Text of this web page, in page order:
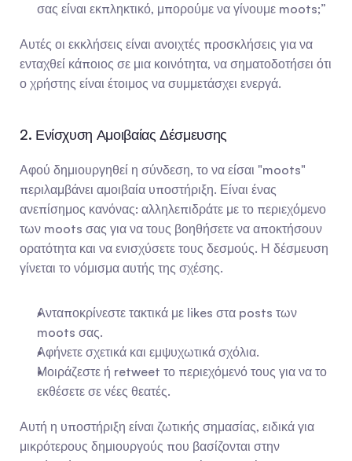
σας είναι εκπληκτικό, μπορούμε να γίνουμε moots;”
Αυτές οι εκκλήσεις είναι ανοιχτές προσκλήσεις για να
ενταχθεί κάποιος σε μια κοινότητα, να σηματοδοτήσει ότι
ο χρήστης είναι έτοιμος να συμμετάσχει ενεργά.
2. Ενίσχυση Αμοιβαίας Δέσμευσης
Αφού δημιουργηθεί η σύνδεση, το να είσαι "moots"
περιλαμβάνει αμοιβαία υποστήριξη. Είναι ένας
ανεπίσημος κανόνας: αλληλεπιδράτε με το περιεχόμενο
των moots σας για να τους βοηθήσετε να αποκτήσουν
ορατότητα και να ενισχύσετε τους δεσμούς. Η δέσμευση
γίνεται το νόμισμα αυτής της σχέσης.
Ανταποκρίνεστε τακτικά με likes στα posts των
moots σας.
Αφήνετε σχετικά και εμψυχωτικά σχόλια.
Μοιράζεστε ή retweet το περιεχόμενό τους για να το
εκθέσετε σε νέες θεατές.
Αυτή η υποστήριξη είναι ζωτικής σημασίας, ειδικά για
μικρότερους δημιουργούς που βασίζονται στην